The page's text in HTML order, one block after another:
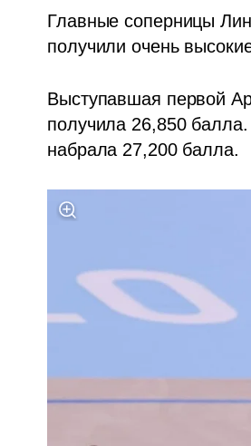
Главные соперницы
получили очень
Выступавшая первой
получила 26,850
набрала 27,200 балла.